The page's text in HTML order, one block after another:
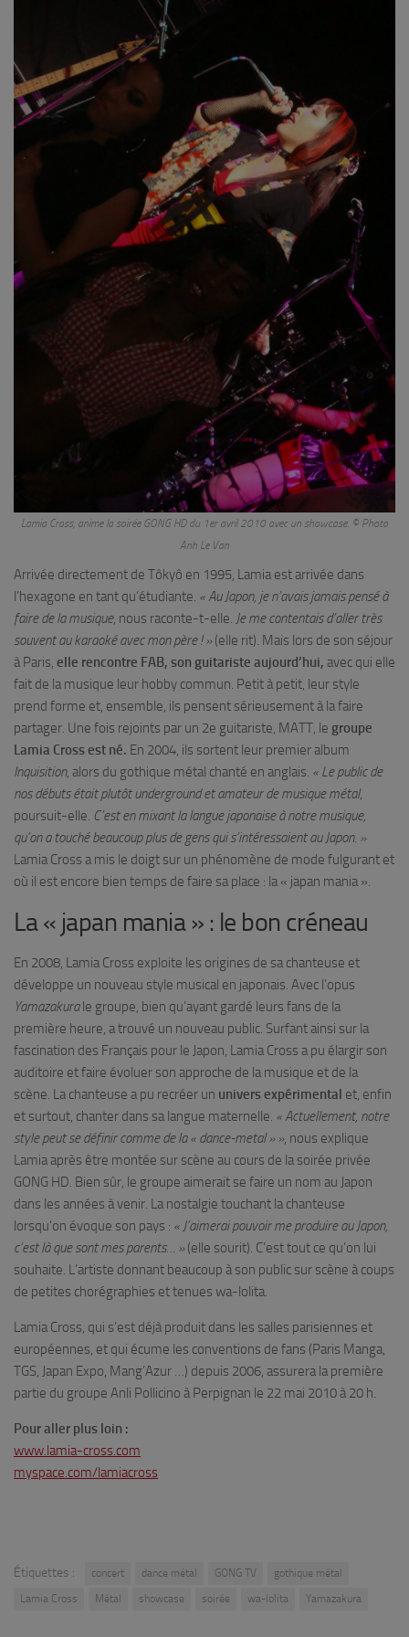
Lamia Cross, anime la soirée GONG HD du 1er avril 2010 avec un showcase. © Photo
Anh Le Van
Arrivée directement de Tôkyô en 1995, Lamia est arrivée dans
l’hexagone en tant qu’étudiante. « Au Japon, je n’avais jamais pensé à
faire de la musique, nous raconte-t-elle. Je me contentais d’aller très
souvent au karaoké avec mon père ! »(elle rit). Mais lors de son séjour
à Paris, elle rencontre FAB, son guitariste aujourd’hui, avec qui elle
fait de la musique leur hobby commun. Petit à petit, leur style
prend forme et, ensemble, ils pensent sérieusement à la faire
partager. Une fois rejoints par un 2e guitariste, MATT, le groupe
Lamia Cross est né. En 2004, ils sortent leur premier album
Inquisition, alors du gothique métal chanté en anglais. « Le public de
nos débuts était plutôt underground et amateur de musique métal,
poursuit-elle. C’est en mixant la langue japonaise à notre musique,
qu’on a touché beaucoup plus de gens qui s’intéressaient au Japon. »
Lamia Cross a mis le doigt sur un phénomène de mode fulgurant et
où il est encore bien temps de faire sa place : la « japan mania ».
La « japan mania » : le bon créneau
En 2008, Lamia Cross exploite les origines de sa chanteuse et
développe un nouveau style musical en japonais. Avec l’opus
Yamazakurale groupe, bien qu’ayant gardé leurs fans de la
première heure, a trouvé un nouveau public. Surfant ainsi sur la
fascination des Français pour le Japon, Lamia Cross a pu élargir son
auditoire et faire évoluer son approche de la musique et de la
scène. La chanteuse a pu recréer un univers expérimental et, enfin
et surtout, chanter dans sa langue maternelle. « Actuellement, notre
style peut se définir comme de la « dance-metal » », nous explique
Lamia après être montée sur scène au cours de la soirée privée
GONG HD. Bien sûr, le groupe aimerait se faire un nom au Japon
dans les années à venir. La nostalgie touchant la chanteuse
lorsqu’on évoque son pays : « J’aimerai pouvoir me produire au Japon,
c’est là que sont mes parents… »(elle sourit). C’est tout ce qu’on lui
souhaite. L’artiste donnant beaucoup à son public sur scène à coups
de petites chorégraphies et tenues wa-lolita.
Lamia Cross, qui s’est déjà produit dans les salles parisiennes et
européennes, et qui écume les conventions de fans (Paris Manga,
TGS, Japan Expo, Mang’Azur …) depuis 2006, assurera la première
partie du groupe Anli Pollicino à Perpignan le 22 mai 2010 à 20 h.
Pour aller plus loin :
www.lamia-cross.com
myspace.com/lamiacross
Étiquettes : concert dance métal GONG TV
gothique métal
Lamia Cross
Métal showcase soirée wa-lolita Yamazakura